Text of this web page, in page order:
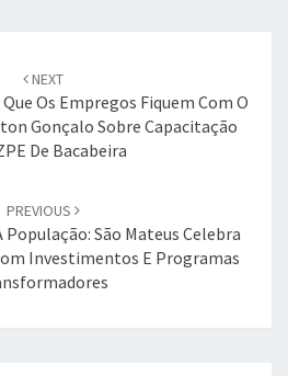
NEXT
Os Empregos Fiquem Com O
Gonçalo Sobre Capacitação
De Bacabeira
PREVIOUS
São Mateus Celebra
Investimentos E Programas